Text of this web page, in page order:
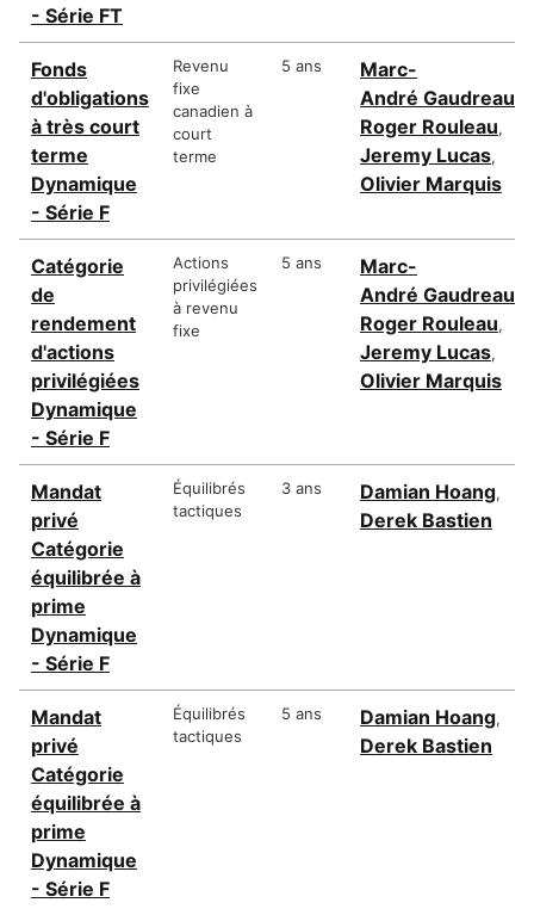
- Série FT
Fonds
d'obligations
à très court
terme
Dynamique
- Série F
Revenu
fixe
canadien à
court
terme
5 ans
Marc-
André Gaudreau
Roger Rouleau,
Jeremy Lucas,
Olivier Marquis
Catégorie
de
rendement
d'actions
privilégiées
Dynamique
- Série F
Actions
privilégiées
à revenu
fixe
5 ans
Marc-
André Gaudreau
Roger Rouleau,
Jeremy Lucas,
Olivier Marquis
Mandat
privé
Catégorie
équilibrée à
prime
Dynamique
- Série F
Équilibrés
tactiques
3 ans Damian Hoang,
Derek Bastien
Mandat
privé
Catégorie
équilibrée à
prime
Dynamique
- Série F
Équilibrés
tactiques
5 ans Damian Hoang,
Derek Bastien